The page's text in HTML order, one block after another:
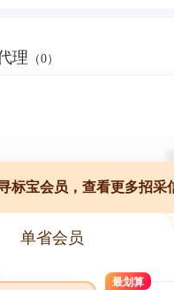
理 （0）
标宝会员，查看更多招采
单省会员
最划算